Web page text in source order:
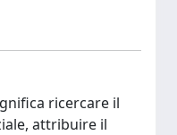
ricercare il
attribuire il